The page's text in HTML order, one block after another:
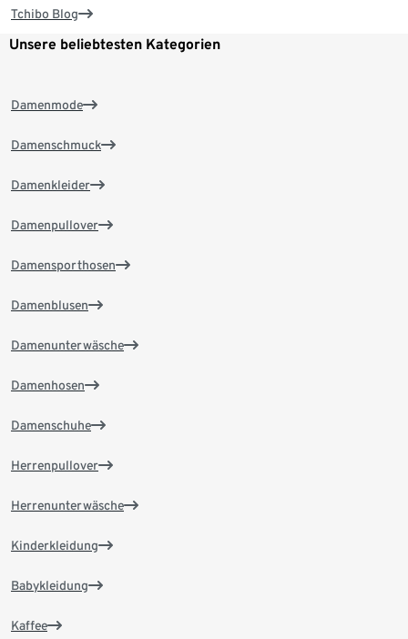
Tchibo Blog
Unsere beliebtesten Kategorien
Damenmode
Damenschmuck
Damenkleider
Damenpullover
Damensporthosen
Damenblusen
Damenunterwäsche
Damenhosen
Damenschuhe
Herrenpullover
Herrenunterwäsche
Kinderkleidung
Babykleidung
Kaffee